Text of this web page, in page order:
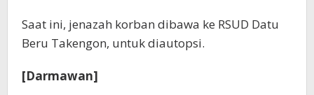
Saat ini, jenazah korban dibawa ke RSUD Datu
Beru Takengon, untuk diautopsi.
[Darmawan]